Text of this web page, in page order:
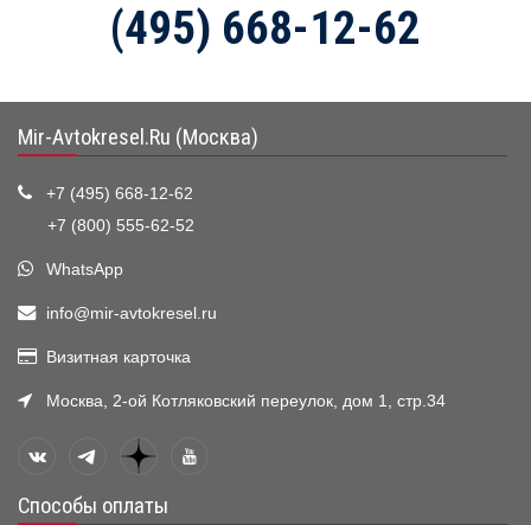
(495) 668-12-62
Mir-Avtokresel.Ru (Москва)
+7 (495) 668-12-62
+7 (800) 555-62-52
WhatsApp
info@mir-avtokresel.ru
Визитная карточка
Москва, 2-ой Котляковский переулок, дом 1, стр.34
Способы оплаты